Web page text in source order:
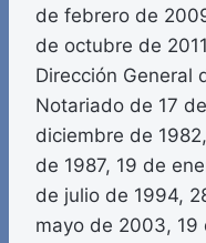
de febrero de
de octubre de
Dirección General
Notariado de 17
diciembre de
de 1987, 19 de
de julio de 1994,
mayo de 2003, 19